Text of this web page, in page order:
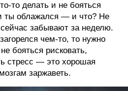
то делать и не бояться
ты облажался — и что? Не
забывают за неделю.
чем-то, то нужно
бояться рисковать,
стресс — это хорошая
заржаветь.